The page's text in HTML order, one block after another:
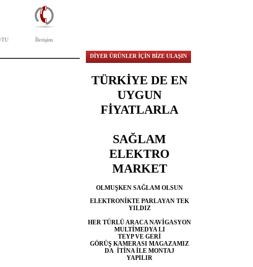
İletişim
DİYER ÜRÜNLER İÇİN BİZE ULAŞIN
TÜRKİYE DE EN
UYGUN
FİYATLARLA
SAĞLAM
ELEKTRO
MARKET
OLMUŞKEN SAĞLAM OLSUN
ELEKTRONİKTE PARLAYAN TEK
YILDIZ
HER TÜRLÜ ARACA NAVİGASYON
MULTİMEDYA LI
TEYP VE GERİ
GÖRÜŞ KAMERASI MAGAZAMIZ
DA İTİNA İLE MONTAJ
YAPILIR